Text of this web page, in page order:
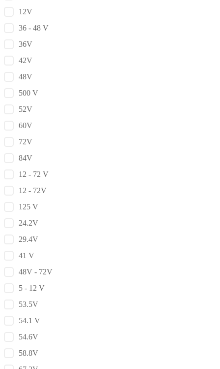
12V
36 - 48 V
36V
42V
48V
500 V
52V
60V
72V
84V
12 - 72 V
12 - 72V
125 V
24.2V
29.4V
41 V
48V - 72V
5 - 12 V
53.5V
54.1 V
54.6V
58.8V